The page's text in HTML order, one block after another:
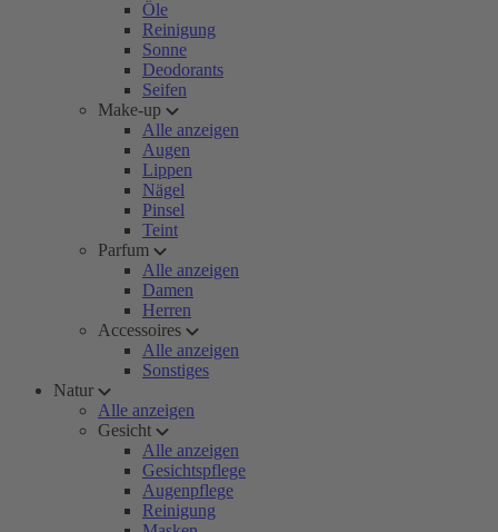
Öle
Reinigung
Sonne
Deodorants
Seifen
Make-up
Alle anzeigen
Augen
Lippen
Nägel
Pinsel
Teint
Parfum
Alle anzeigen
Damen
Herren
Accessoires
Alle anzeigen
Sonstiges
Natur
Alle anzeigen
Gesicht
Alle anzeigen
Gesichtspflege
Augenpflege
Reinigung